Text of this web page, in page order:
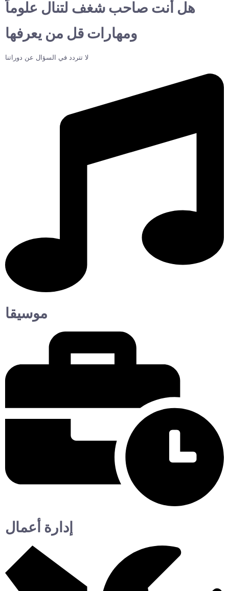
هل أنت صاحب شغف لتنال علوماً
ومهارات قل من يعرفها
لا تتردد في السؤال عن دوراتنا
موسيقا
إدارة أعمال